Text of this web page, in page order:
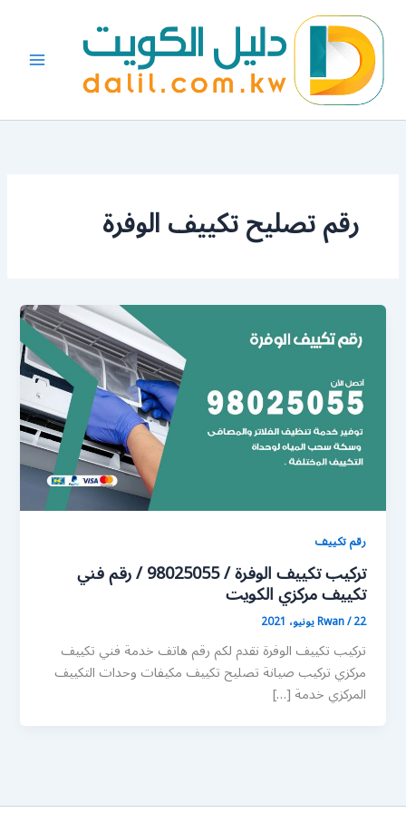
المحتوى
رقم تصليح تكييف الوفرة
رقم تكييف
تركيب تكييف الوفرة / 98025055 / رقم فني
تكييف مركزي الكويت
Rwan/22 يونيو، 2021
تركيب تكييف الوفرة نقدم لكم رقم هاتف خدمة فني تكييف
مركزي تركيب صيانة تصليح تكييف مكيفات وحدات التكييف
المركزي خدمة […]